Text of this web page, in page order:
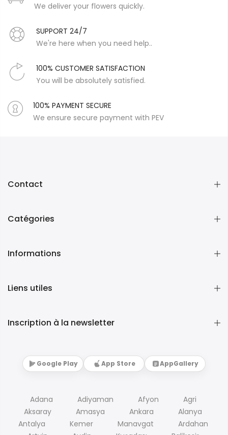
We deliver your flowers quickly.
SUPPORT 24/7
We're here when you need help..
100% CUSTOMER SATISFACTION
You will be absolutely satisfied.
100% PAYMENT SECURE
We ensure secure payment with PEV
Contact
Catégories
Informations
Liens utiles
Inscription à la newsletter
Google Play App Store AppGallery
Adana Adiyaman Afyon
Agri
Aksaray
Amasya Ankara
Alanya
Antalya
Kemer Manavgat
Ardahan